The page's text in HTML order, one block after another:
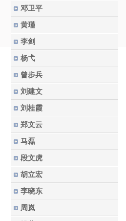
邓卫平
黄瑾
李剑
杨弋
曾步兵
刘建文
刘桂霞
郑文云
马磊
段文虎
胡立宏
李晓东
周岚